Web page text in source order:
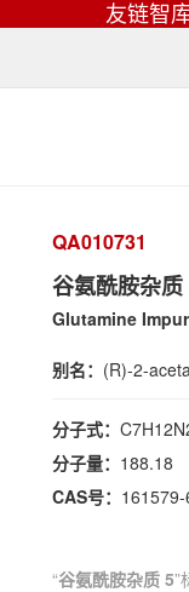
友链智
QA010731
谷氨酰胺杂质
Glutamine
别名： (R)-2-
分子式：
分子量： 188.18
CAS号：
“谷氨酰胺杂质 5”